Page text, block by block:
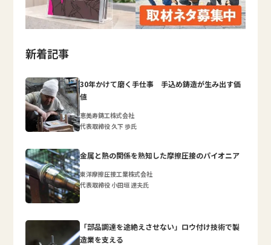
新着記事
30年かけて磨く手仕事 手込め鋳造が生み出す価
値
恵美寿鋳工株式会社
代表取締役 久下 歩氏
金属と熱の関係を熟知した摩擦圧接のパイオニア
東洋摩擦圧接工業株式会社
代表取締役 小田垣 達夫氏
「部品調達を途絶えさせない」ロウ付け技術で製
造業を支える